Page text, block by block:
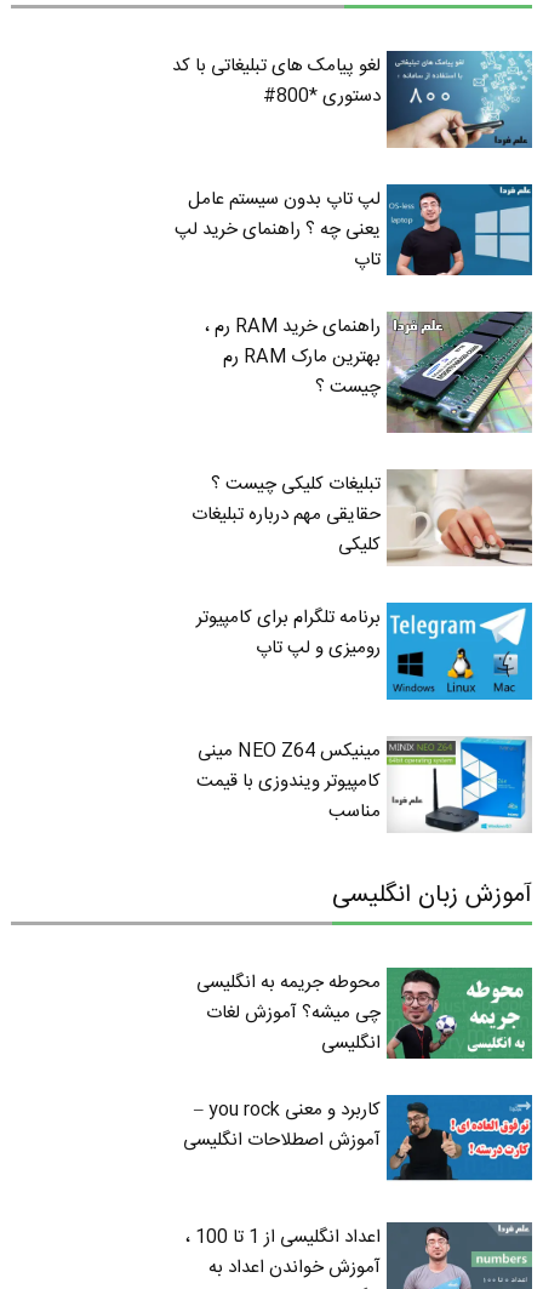
لغو پیامک های تبلیغاتی با کد
دستوری *800#
لپ تاپ بدون سیستم عامل
یعنی چه ؟ راهنمای خرید لپ
تاپ
راهنمای خرید RAM رم ،
بهترین مارک RAM رم
چیست ؟
تبلیغات کلیکی چیست ؟
حقایقی مهم درباره تبلیغات
کلیکی
برنامه تلگرام برای کامپیوتر
رومیزی و لپ تاپ
مینیکس NEO Z64 مینی
کامپیوتر ویندوزی با قیمت
مناسب
آموزش زبان انگلیسی
محوطه جریمه به انگلیسی
چی میشه؟ آموزش لغات
انگلیسی
کاربرد و معنی you rock –
آموزش اصطلاحات انگلیسی
اعداد انگلیسی از 1 تا 100 ،
آموزش خواندن اعداد به